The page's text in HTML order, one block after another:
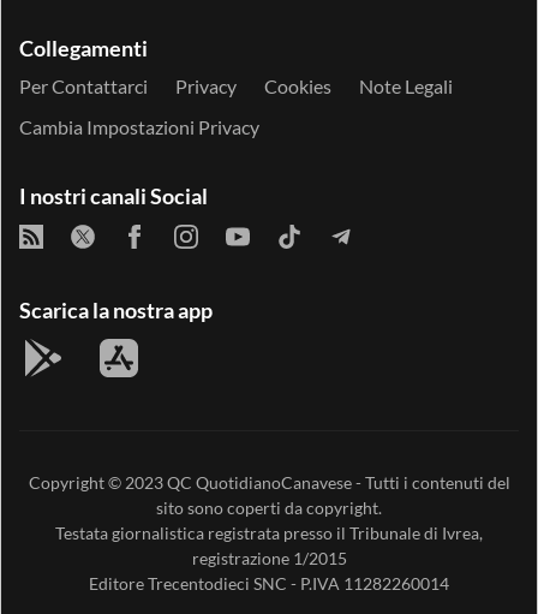
Collegamenti
Per Contattarci Privacy Cookies
Note Legali
Cambia Impostazioni Privacy
I nostri canali Social
Scarica la nostra app
Copyright © 2023QC QuotidianoCanavese- Tutti i contenuti del
sito sono coperti da copyright.
Testata giornalistica registrata presso il Tribunale di Ivrea,
registrazione 1/2015
EditoreTrecentodieci SNC - P.IVA 11282260014